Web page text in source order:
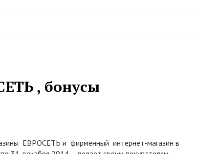
, бонусы
ЕВРОСЕТЬ и фирменный интернет-магазин в